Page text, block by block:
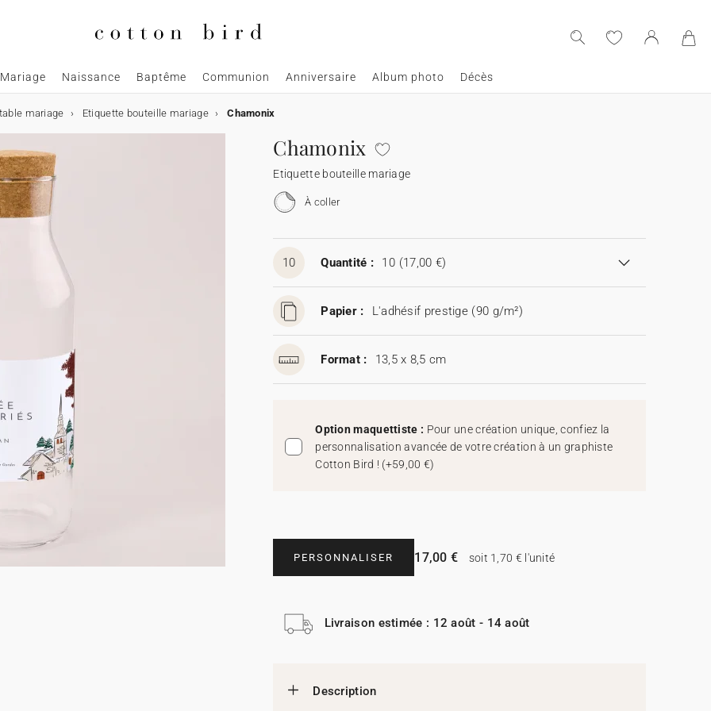
Mariage Naissance Baptême Communion Anniversaire Album photo Décès
mariage Etiquette bouteille mariage Chamonix
Chamonix
Etiquette bouteille mariage
À coller
10 Quantité : 10 (17,00 €)
Papier : L'adhésif prestige (90 g/m²)
Format : 13,5 x 8,5 cm
Option maquettiste : Pour une création unique, confiez la
personnalisation avancée de votre création à un graphiste
Cotton Bird ! (+59,00 €)
PERSONNALISER 17,00 € soit 1,70 € l'unité
Livraison estimée : 12 août - 14 août
Description